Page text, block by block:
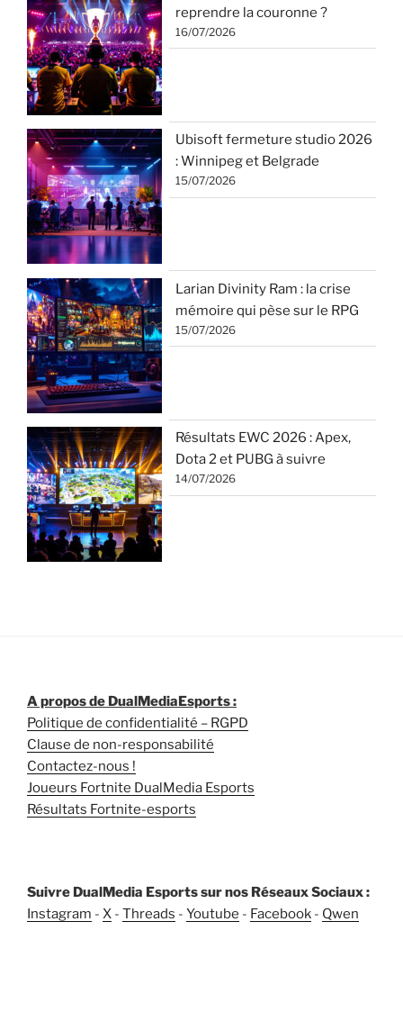
reprendre la couronne ?
16/07/2026
Ubisoft fermeture studio 2026
: Winnipeg et Belgrade
15/07/2026
Larian Divinity Ram : la crise
mémoire qui pèse sur le RPG
15/07/2026
Résultats EWC 2026 : Apex,
Dota 2 et PUBG à suivre
14/07/2026
A propos de DualMediaEsports :
Politique de confidentialité – RGPD
Clause de non-responsabilité
Contactez-nous !
Joueurs Fortnite DualMedia Esports
Résultats Fortnite-esports
Suivre DualMedia Esports sur nos Réseaux Sociaux :
Instagram - X - Threads - Youtube - Facebook - Qwen